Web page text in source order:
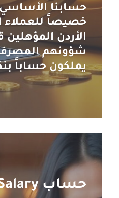
حسابنا
خصيصاً للعملاء
الأردن المؤهلين
شؤونهم
يملكون حساباً
حساب Salary+